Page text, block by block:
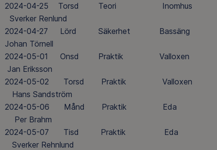
2024-04-25 Torsd Teori Inomhus
Sverker Renlund
2024-04-27 Lörd Säkerhet Bassäng
Johan Törnell
2024-05-01 Onsd Praktik Valloxen
Jan Eriksson
2024-05-02 Torsd Praktik Valloxen
Hans Sandström
2024-05-06 Månd Praktik Eda
Per Brahm
2024-05-07 Tisd Praktik Eda
Sverker Rehnlund